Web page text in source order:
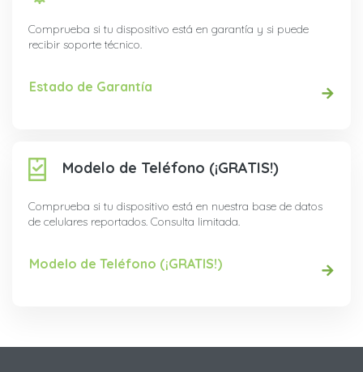
Comprueba si tu dispositivo está en garantía y si puede
recibir soporte técnico.
Estado de Garantía
Modelo de Teléfono (¡GRATIS!)
Comprueba si tu dispositivo está en nuestra base de datos
de celulares reportados. Consulta limitada.
Modelo de Teléfono (¡GRATIS!)